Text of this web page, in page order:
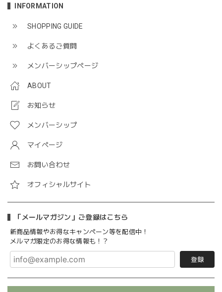
INFORMATION
SHOPPING GUIDE
よくあるご質問
メンバーシップページ
ABOUT
お知らせ
メンバーシップ
マイページ
お問い合わせ
オフィシャルサイト
「メールマガジン」ご登録はこちら
新商品情報やお得なキャンペーン等を配信中！
メルマガ限定のお得な情報も！？
登録